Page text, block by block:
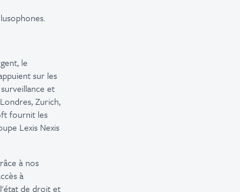
le
sur les
et
Zurich,
fournit les
Lexis Nexis
à nos
à
de droit et